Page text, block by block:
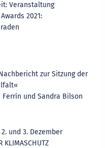
Veranstaltung
2021:
zur Sitzung der
und Sandra Bilson
und 3. Dezember
KLIMASCHUTZ